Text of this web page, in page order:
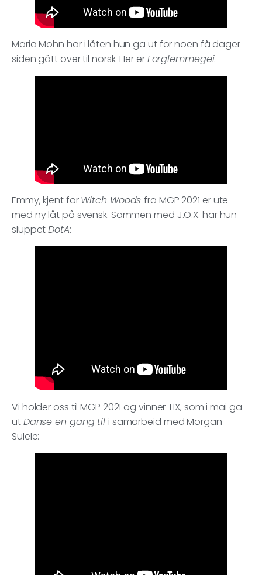
Maria Mohn har i låten hun ga ut for noen få dager
siden gått over til norsk. Her erForglemmegei:
Emmy, kjent forWitch Woodsfra MGP 2021 er ute
med ny låt på svensk. Sammen med J.O.X. har hun
sluppetDotA:
Vi holder oss til MGP 2021 og vinner TIX, som i mai ga
utDanse en gang til i samarbeid med Morgan
Sulele: